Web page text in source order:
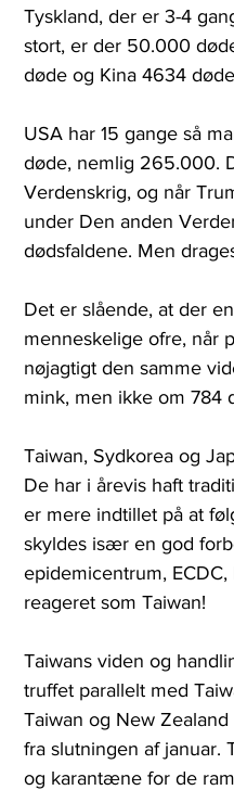
Tyskland, der er 3-4
stort, er der 50.000
døde og Kina 4634
USA har 15 gange så
døde, nemlig 265.000.
Verdenskrig, og når
under Den anden
dødsfaldene. Men
Det er slående, at der
menneskelige ofre, når
nøjagtigt den samme
mink, men ikke om 784
Taiwan, Sydkorea og
De har i årevis haft
er mere indtillet på at
skyldes især en god
epidemicentrum,
reageret som Taiwan!
Taiwans viden og
truffet parallelt med
Taiwan og New
fra slutningen af januar.
og karantæne for de